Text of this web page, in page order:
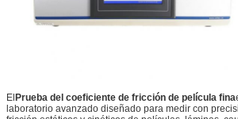
ElPrueba del coeficiente de fricción de película fina
laboratorio avanzado diseñado para medir con